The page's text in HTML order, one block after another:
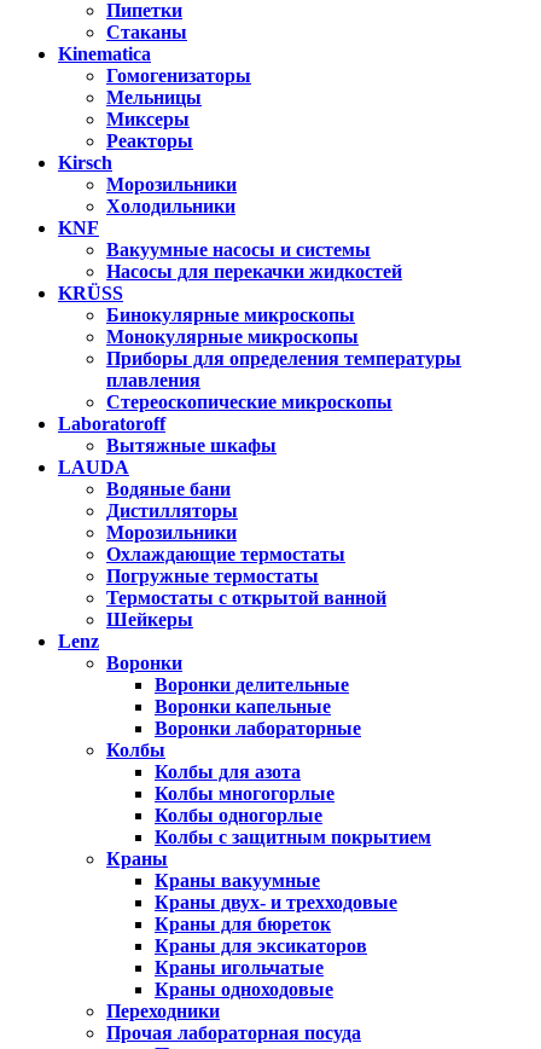
Пипетки
Стаканы
Kinematica
Гомогенизаторы
Мельницы
Миксеры
Реакторы
Kirsch
Морозильники
Холодильники
KNF
Вакуумные насосы и системы
Насосы для перекачки жидкостей
KRÜSS
Бинокулярные микроскопы
Монокулярные микроскопы
Приборы для определения температуры
плавления
Стереоскопические микроскопы
Laboratoroff
Вытяжные шкафы
LAUDA
Водяные бани
Дистилляторы
Морозильники
Охлаждающие термостаты
Погружные термостаты
Термостаты с открытой ванной
Шейкеры
Lenz
Воронки
Воронки делительные
Воронки капельные
Воронки лабораторные
Колбы
Колбы для азота
Колбы многогорлые
Колбы одногорлые
Колбы с защитным покрытием
Краны
Краны вакуумные
Краны двух- и трехходовые
Краны для бюреток
Краны для эксикаторов
Краны игольчатые
Краны одноходовые
Переходники
Прочая лабораторная посуда